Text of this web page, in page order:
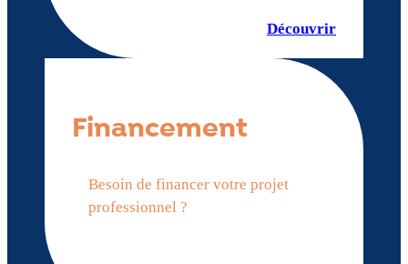
Découvrir
Financement
Besoin de financer votre projet
professionnel ?